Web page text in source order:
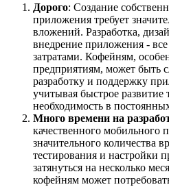
Дорого: Создание
приложения требует
вложений. Разработка,
внедрение приложения -
затратами. Кофейням,
предприятиям, может быть
разработку и поддержку
учитывая быстрое развитие
необходимость в
Много времени на
качественного мобильного
значительного количества
тестирования и настройки
затянуться на несколько
кофейням может